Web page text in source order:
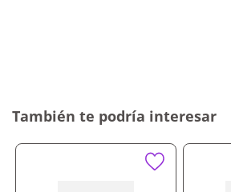
precisión.
Material resistente que
Por qué nos gusta Duchador
También te podría interesar